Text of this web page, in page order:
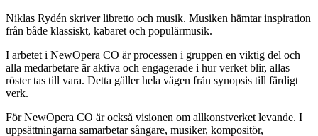
Niklas Rydén skriver libretto och musik. Musiken hämtar inspiration
från både klassiskt, kabaret och populärmusik.
I arbetet i NewOpera CO är processen i gruppen en viktig del och
alla medarbetare är aktiva och engagerade i hur verket blir, allas
röster tas till vara. Detta gäller hela vägen från synopsis till färdigt
verk.
För NewOpera CO är också visionen om allkonstverket levande. I
uppsättningarna samarbetar sångare, musiker, kompositör,